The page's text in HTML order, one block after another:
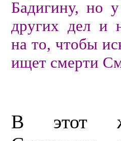
Бадигину, но
других дел и
на то, чтобы
ищет смерти
В этот